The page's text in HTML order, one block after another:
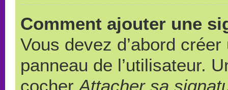
Comment ajouter une
Vous devez d’abord
panneau de l’utilisateur.
cocher Attacher sa